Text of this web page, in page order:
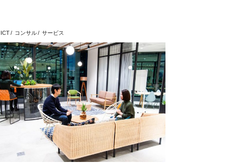
コンサル サービス